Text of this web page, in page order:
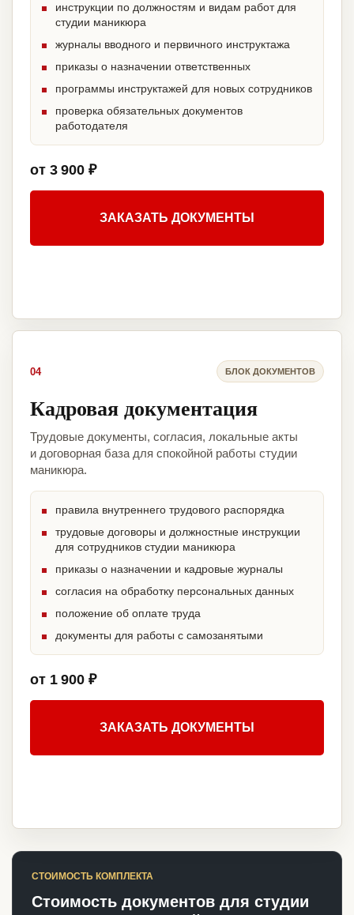
инструкции по должностям и видам работ для
студии маникюра
журналы вводного и первичного инструктажа
приказы о назначении ответственных
программы инструктажей для новых сотрудников
проверка обязательных документов
работодателя
от 3 900 ₽
ЗАКАЗАТЬ ДОКУМЕНТЫ
04 БЛОК ДОКУМЕНТОВ
Кадровая документация
Трудовые документы, согласия, локальные акты
и договорная база для спокойной работы студии
маникюра.
правила внутреннего трудового распорядка
трудовые договоры и должностные инструкции
для сотрудников студии маникюра
приказы о назначении и кадровые журналы
согласия на обработку персональных данных
положение об оплате труда
документы для работы с самозанятыми
от 1 900 ₽
ЗАКАЗАТЬ ДОКУМЕНТЫ
СТОИМОСТЬ КОМПЛЕКТА
Стоимость документов для студии